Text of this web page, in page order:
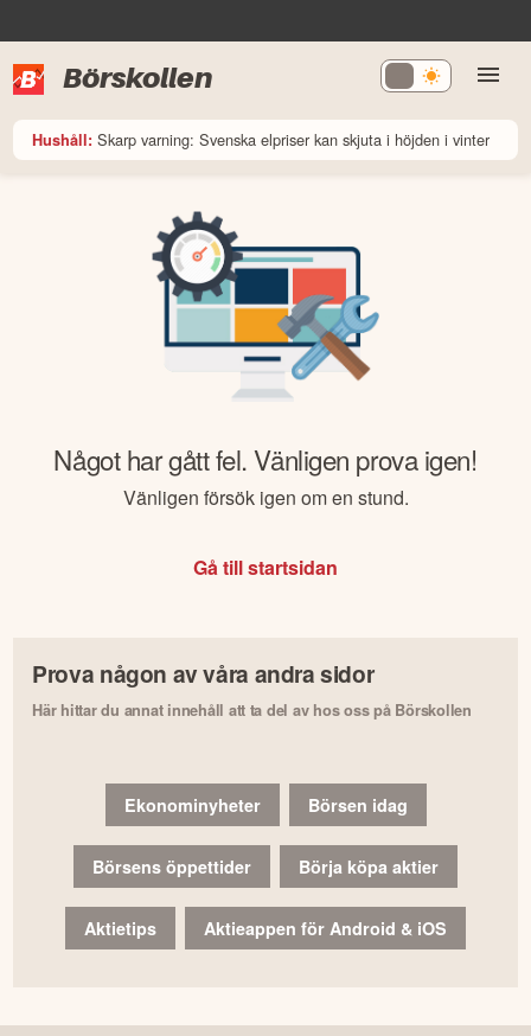
Börskollen
Hushåll: Skarp varning: Svenska elpriser kan skjuta i höjden i vinter
Något har gått fel. Vänligen prova igen!
Vänligen försök igen om en stund.
Gå till startsidan
Prova någon av våra andra sidor
Här hittar du annat innehåll att ta del av hos oss på Börskollen
Ekonominyheter Börsen idag
Börsens öppettider Börja köpa aktier
Aktietips Aktieappen för Android & iOS